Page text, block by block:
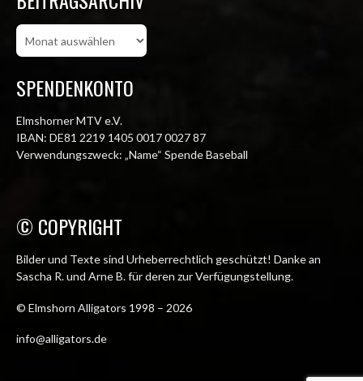
Beitragsarchiv
SPENDENKONTO
Elmshorner MTV e.V.
IBAN: DE81 2219 1405 0017 0027 87
Verwendungszweck: „Name“ Spende Baseball
© COPYRIGHT
Bilder und Texte sind Urheberrechtlich geschützt! Danke an
Sascha R. und Arne B. für deren zur Verfügungstellung.
© Elmshorn Alligators 1998 – 2026
info@alligators.de